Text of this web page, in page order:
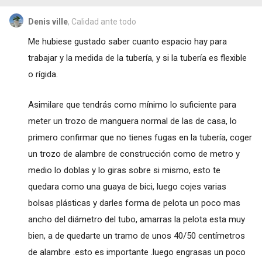
Denis ville, Calidad ante todo
Me hubiese gustado saber cuanto espacio hay para
trabajar y la medida de la tubería, y si la tubería es flexible
o rígida.
Asimilare que tendrás como mínimo lo suficiente para
meter un trozo de manguera normal de las de casa, lo
primero confirmar que no tienes fugas en la tubería, coger
un trozo de alambre de construcción como de metro y
medio lo doblas y lo giras sobre si mismo, esto te
quedara como una guaya de bici, luego cojes varias
bolsas plásticas y darles forma de pelota un poco mas
ancho del diámetro del tubo, amarras la pelota esta muy
bien, a de quedarte un tramo de unos 40/50 centímetros
de alambre .esto es importante .luego engrasas un poco